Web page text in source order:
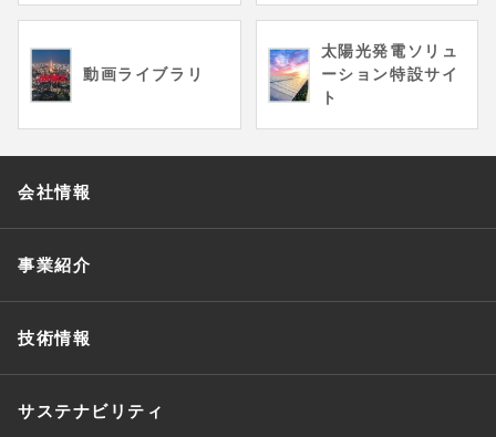
動画ライブラリ
太陽光発電ソリュ
ーション特設サイ
ト
会社情報
事業紹介
技術情報
サステナビリティ